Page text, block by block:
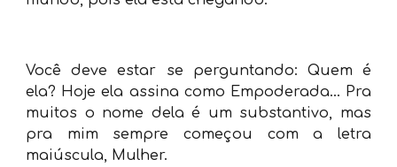
Você deve estar se perguntando: Quem é
ela? Hoje ela assina como Empoderada... Pra
muitos o nome dela é um substantivo, mas
pra mim sempre começou com a letra
maiúscula, Mulher.